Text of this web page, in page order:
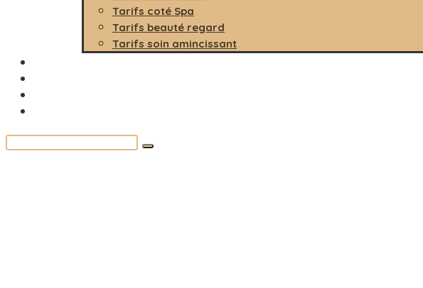
Tarifs coté Spa
Tarifs beauté regard
Tarifs soin amincissant